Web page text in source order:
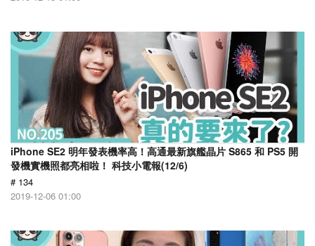
iPhone SE2 明年發表機率高！高通最新旗艦晶片 S865 和 PS5 開
發機實機照都亮相啦！ 科技小電報(12/6)
# 134
2019-12-06 01:00